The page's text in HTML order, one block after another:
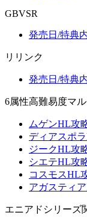
GBVSR
発売日/特典
リリンク
発売日/特典
6属性高難易度マ
ムゲンHL攻
ディアスポ
ジークHL攻
シエテHL攻
コスモスHL
アガスティ
エニアドシリーズ